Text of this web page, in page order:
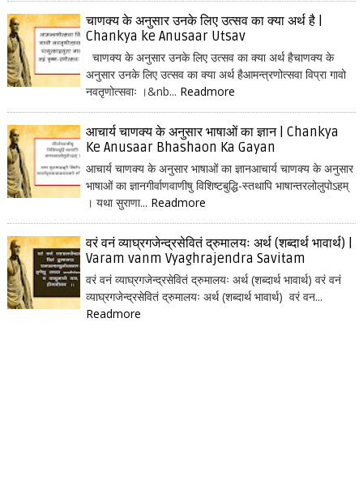
चाणक्य के अनुसार उनके लिए उत्सव का क्या अर्थ है |
Chankya ke Anusaar Utsav
चाणक्य के अनुसार उनके लिए उत्सव का क्या अर्थ हैचाणक्य के
अनुसार उनके लिए उत्सव का क्या अर्थ हैआमन्त्रणोत्सवा विप्रा गावो
नवतृणोत्सवाः ।&nb... Readmore
आचार्य चाणक्य के अनुसार भाषाओं का ज्ञान | Chankya
Ke Anusaar Bhashaon Ka Gayan
आचार्य चाणक्य के अनुसार भाषाओं का ज्ञानआचार्य चाणक्य के अनुसार
भाषाओं का ज्ञानगीर्वाणवाणीषु विशिष्टबुद्धि-स्तथापि भाषान्तरलोलुपोऽहम्
। यथा सुराणा... Readmore
वरं वनं व्याघ्रगजेन्द्रसेवितं द्रुमालयः अर्थ (शब्दार्थ भावार्थ) |
Varam vanm Vyaghrajendra Savitam
वरं वनं व्याघ्रगजेन्द्रसेवितं द्रुमालयः अर्थ (शब्दार्थ भावार्थ) वरं वनं
व्याघ्रगजेन्द्रसेवितं द्रुमालयः अर्थ (शब्दार्थ भावार्थ) वरं वन...
Readmore